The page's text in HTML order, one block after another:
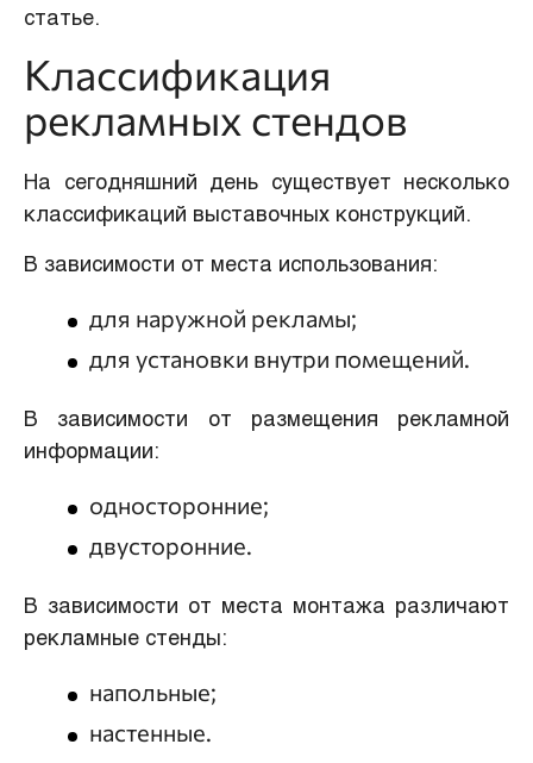
статье.
Классификация
рекламных стендов
На сегодняшний день существует несколько
классификаций выставочных конструкций.
В зависимости от места использования:
для наружной рекламы;
для установки внутри помещений.
В зависимости от размещения рекламной
информации:
односторонние;
двусторонние.
В зависимости от места монтажа различают
рекламные стенды:
напольные;
настенные.